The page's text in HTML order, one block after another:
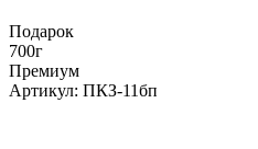
Подарок
700г
Премиум
Артикул: ПКЗ-11бп